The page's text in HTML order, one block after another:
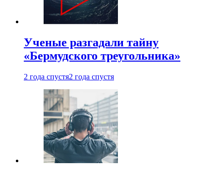
Ученые разгадали тайну
«Бермудского треугольника»
2 года спустя2 года спустя